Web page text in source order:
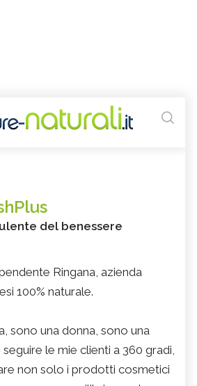
del benessere
Ringana, azienda
100% naturale.
sono una donna, sono una
le mie clienti a 360 gradi,
non solo i prodotti cosmetici